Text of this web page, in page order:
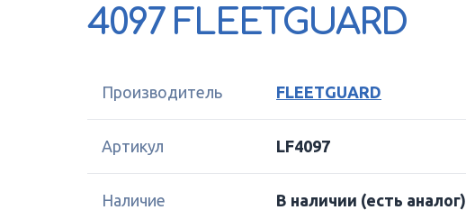
4097 FLEETGUARD
Производитель FLEETGUARD
Артикул LF4097
Наличие В наличии (есть аналог)